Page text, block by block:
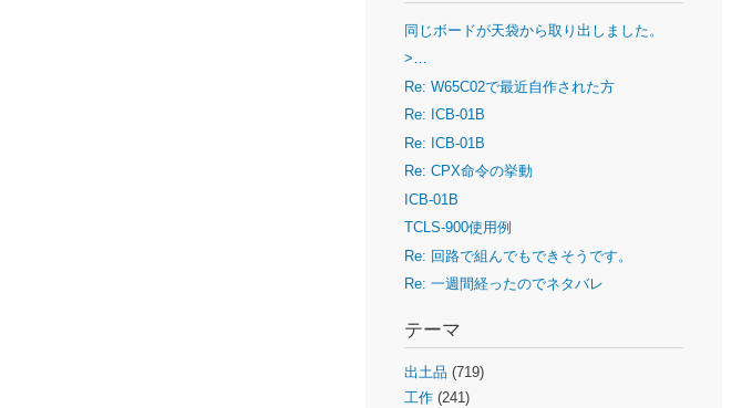
同じボードが天袋から取り出しました。
>…
Re: W65C02で最近自作された方
Re: ICB-01B
Re: ICB-01B
Re: CPX命令の挙動
ICB-01B
TCLS-900使用例
Re: 回路で組んでもできそうです。
Re: 一週間経ったのでネタバレ
テーマ
出土品 (719)
工作(241)